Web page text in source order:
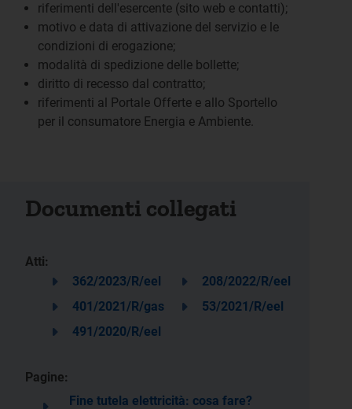
riferimenti dell'esercente (sito web e contatti);
motivo e data di attivazione del servizio e le
condizioni di erogazione;
modalità di spedizione delle bollette;
diritto di recesso dal contratto;
riferimenti al Portale Offerte e allo Sportello
per il consumatore Energia e Ambiente.
Documenti collegati
Atti:
362/2023/R/eel
208/2022/R/eel
401/2021/R/gas
53/2021/R/eel
491/2020/R/eel
Pagine:
Fine tutela elettricità: cosa fare?